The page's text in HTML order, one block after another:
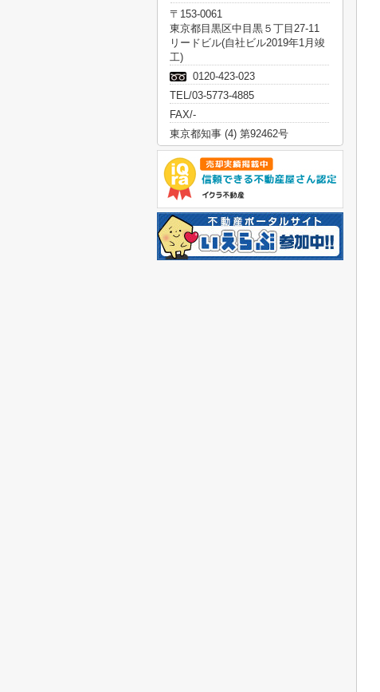
〒153-0061
東京都目黒区中目黒５丁目27-11
リードビル(自社ビル2019年1月竣
工)
0120-423-023
TEL/03-5773-4885
FAX/-
東京都知事 (4) 第92462号